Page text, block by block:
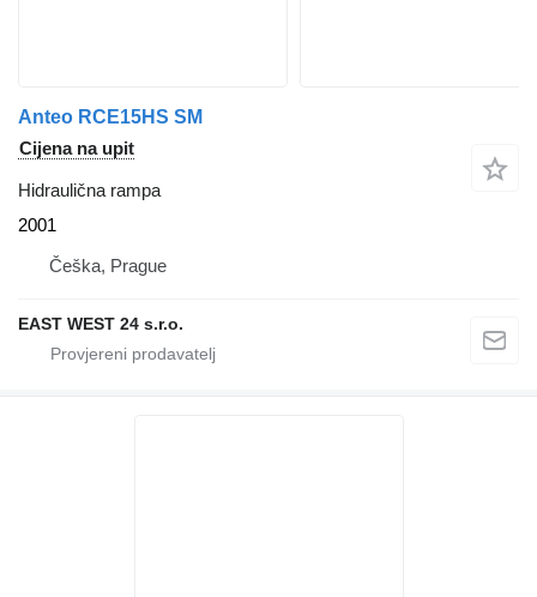
Anteo RCE15HS SM
Cijena na upit
Hidraulična rampa
2001
Češka, Prague
EAST WEST 24 s.r.o.